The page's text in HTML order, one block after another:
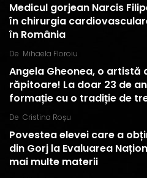
Medicul gorjean Narcis
în chirurgia
în România
De Mihaela Floroiu
Angela Gheonea, o artistă
răpitoare! La doar 23 de
formație cu o tradiție de
De Cristina Roșu
Povestea elevei care a
din Gorj la Evaluarea
mai multe materii